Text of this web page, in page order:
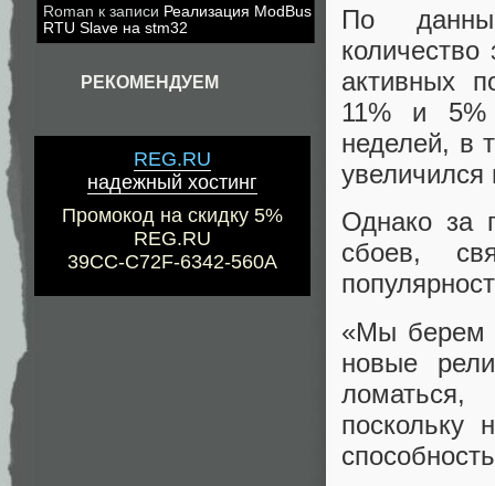
Roman к записи Реализация ModBus
RTU Slave на stm32
РЕКОМЕНДУЕМ
REG.RU
надежный хостинг
Промокод на скидку 5%
REG.RU
39CC-C72F-6342-560A
По
активных
11% и 5%
неделей, в
увеличился
Однако за
сбоев,
«Мы берем
новые
поскольку